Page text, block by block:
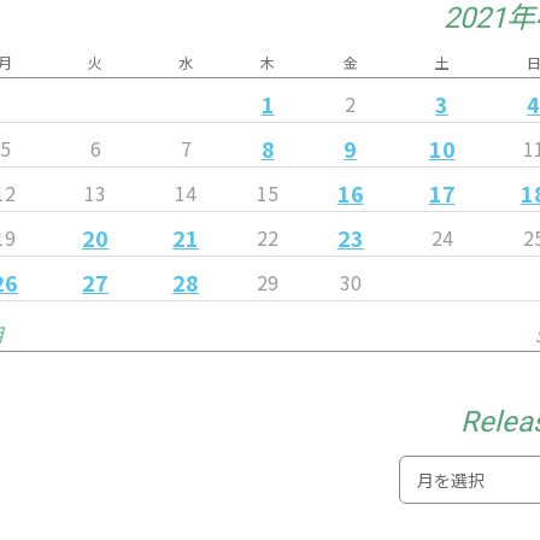
2021
火 水 木 金 土 日
1 2 3 4
5 6 7 8 9 10
13 14 15 16 17
20 21 22 23 24
27 28 29
30